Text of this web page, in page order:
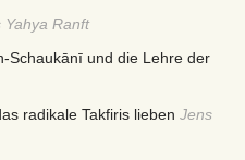
Yahya Ranft
Schaukānī und die Lehre der
radikale Takfiris lieben Jens